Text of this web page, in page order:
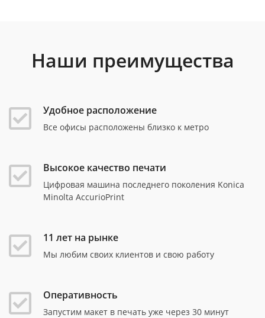
Наши преимущества
Удобное расположение
Все офисы расположены близко к метро
Высокое качество печати
Цифровая машина последнего поколения Konica
Minolta AccurioPrint
11 лет на рынке
Мы любим своих клиентов и свою работу
Оперативность
Запустим макет в печать уже через 30 минут